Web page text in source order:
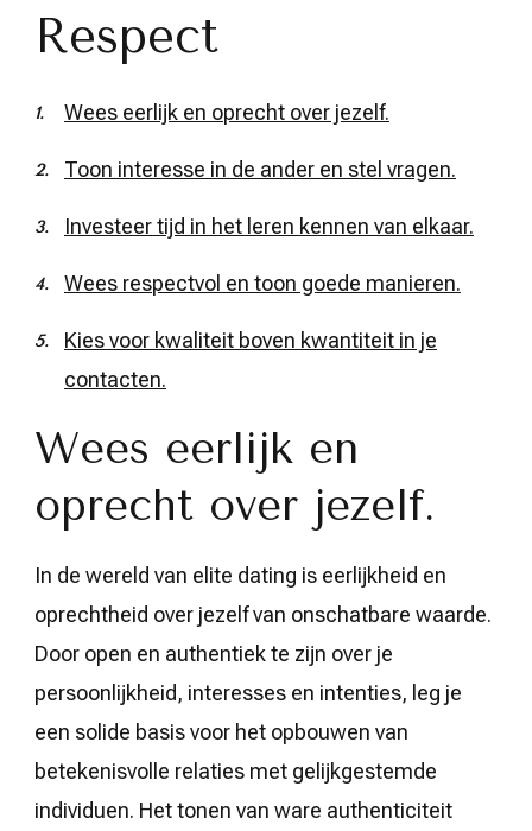
Respect
Wees eerlijk en oprecht over jezelf.
Toon interesse in de ander en stel vragen.
Investeer tijd in het leren kennen van elkaar.
Wees respectvol en toon goede manieren.
Kies voor kwaliteit boven kwantiteit in je
contacten.
Wees eerlijk en
oprecht over jezelf.
In de wereld van elite dating is eerlijkheid en
oprechtheid over jezelf van onschatbare waarde.
Door open en authentiek te zijn over je
persoonlijkheid, interesses en intenties, leg je
een solide basis voor het opbouwen van
betekenisvolle relaties met gelijkgestemde
individuen. Het tonen van ware authenticiteit